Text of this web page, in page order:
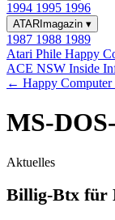
1994 1995 1996
ATARImagazin ▾
1987 1988 1989
Atari Phile Happy
ACE NSW Inside
← Happy Computer
MS-
Aktuelles
Billig-Btx für